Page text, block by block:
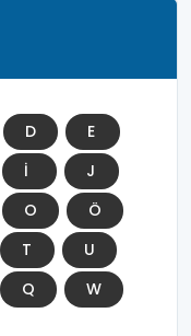
D
E
İ
J
O
Ö
T
U
Q
W